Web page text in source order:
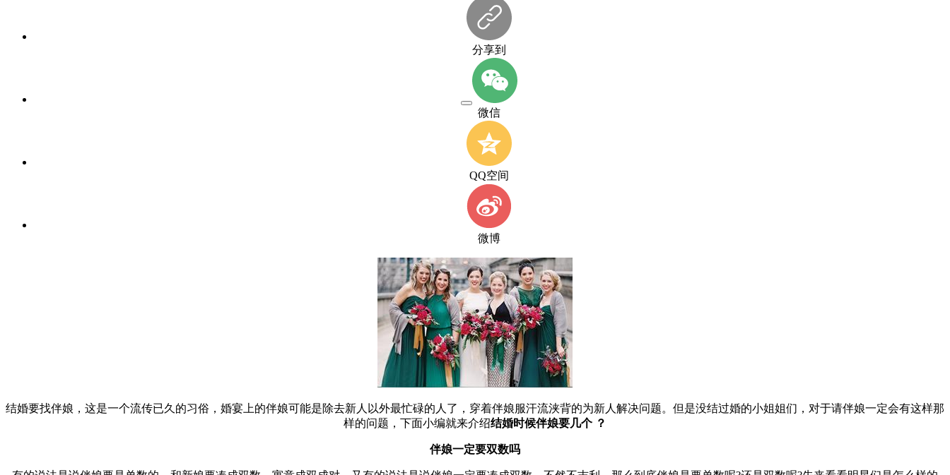
分享到
微信
QQ空间
微博
结婚要找伴娘，这是一个流传已久的习俗，婚宴上的伴娘可能是除去新人以外最忙碌的人了，穿着伴娘服汗流浃背的为新人解决问题。但是没结过婚的小姐姐们，对于请伴娘一定会有这样那
样的问题，下面小编就来介绍结婚时候伴娘要几个 ？
伴娘一定要双数吗